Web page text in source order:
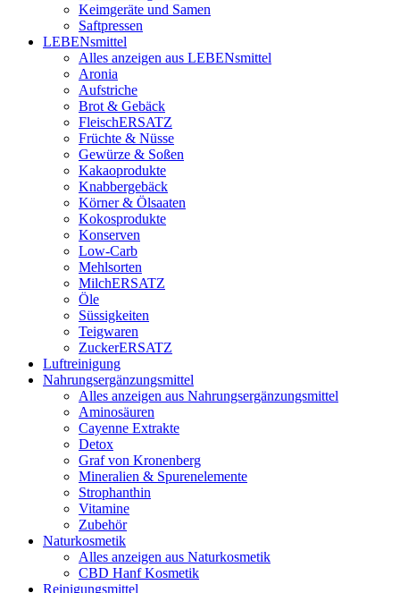
Keimgeräte und Samen
Saftpressen
LEBENsmittel
Alles anzeigen aus LEBENsmittel
Aronia
Aufstriche
Brot & Gebäck
FleischERSATZ
Früchte & Nüsse
Gewürze & Soßen
Kakaoprodukte
Knabbergebäck
Körner & Ölsaaten
Kokosprodukte
Konserven
Low-Carb
Mehlsorten
MilchERSATZ
Öle
Süssigkeiten
Teigwaren
ZuckerERSATZ
Luftreinigung
Nahrungsergänzungsmittel
Alles anzeigen aus Nahrungsergänzungsmittel
Aminosäuren
Cayenne Extrakte
Detox
Graf von Kronenberg
Mineralien & Spurenelemente
Strophanthin
Vitamine
Zubehör
Naturkosmetik
Alles anzeigen aus Naturkosmetik
CBD Hanf Kosmetik
Reinigungsmittel